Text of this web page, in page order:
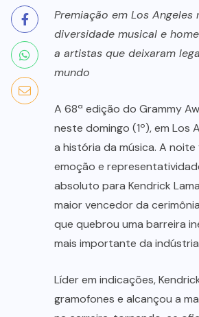
Premiação em Los Angeles
diversidade musical e
a artistas que deixaram
mundo
A 68ª edição do Grammy
neste domingo (1º), em Los
a história da música. A
emoção e
absoluto para Kendrick
maior vencedor da
que quebrou uma barreira
mais importante da
Líder em indicações,
gramofones e alcançou a